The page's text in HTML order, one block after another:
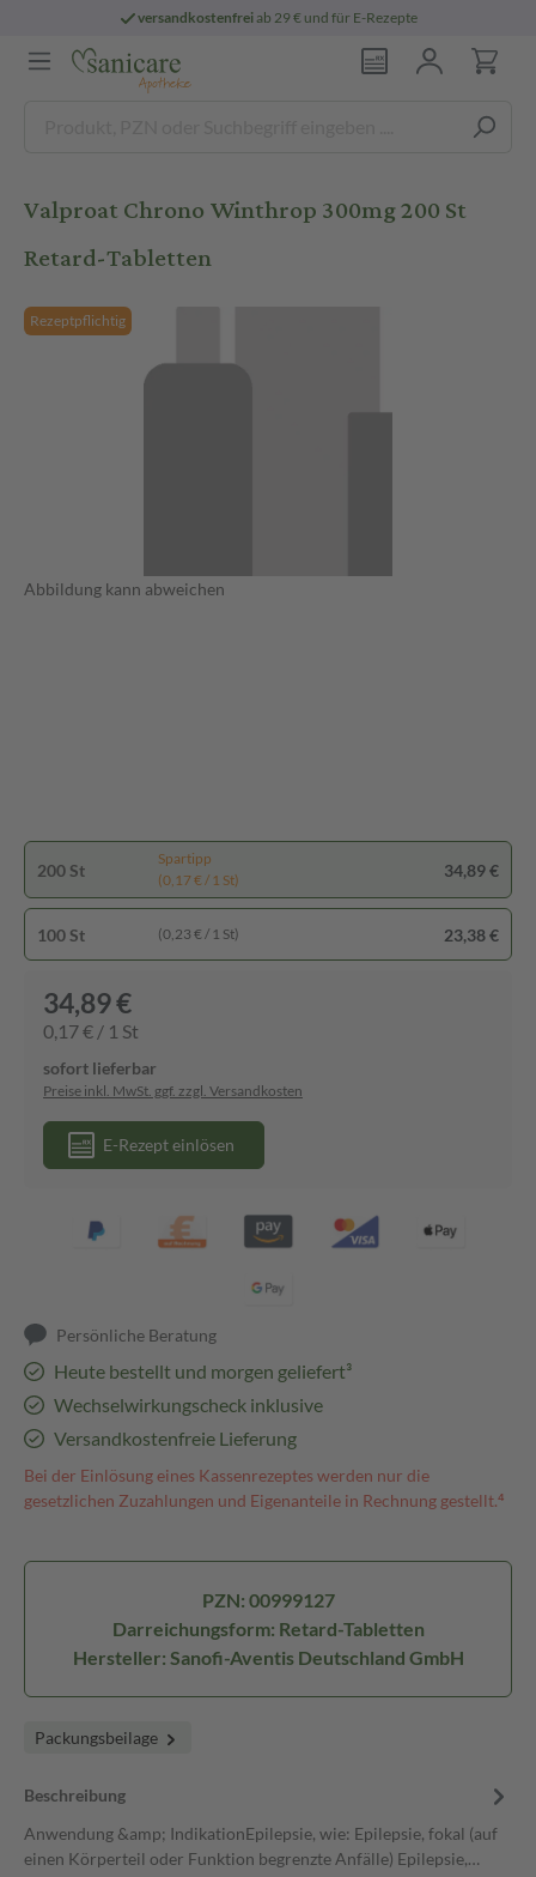
versandkostenfreiab 29 € und für E-Rezepte
Valproat Chrono Winthrop 300mg 200 St
Retard-Tabletten
Rezeptpflichtig
Abbildung kann abweichen
200 St
Spartipp
(0,17 € / 1 St)
34,89 €
100 St (0,23 € / 1 St) 23,38 €
34,89 €
0,17 € / 1 St
sofort lieferbar
Preise inkl. MwSt. ggf. zzgl. Versandkosten
E-Rezept einlösen
Persönliche Beratung
Heute bestellt und morgen geliefert³
Wechselwirkungscheck inklusive
Versandkostenfreie Lieferung
Bei der Einlösung eines Kassenrezeptes werden nur die
gesetzlichen Zuzahlungen und Eigenanteile in Rechnung gestellt.⁴
PZN: 00999127
Darreichungsform: Retard-Tabletten
Hersteller: Sanofi-Aventis Deutschland GmbH
Packungsbeilage
Beschreibung
Anwendung &amp; IndikationEpilepsie, wie: Epilepsie, fokal (auf
einen Körperteil oder Funktion begrenzte Anfälle) Epilepsie,…